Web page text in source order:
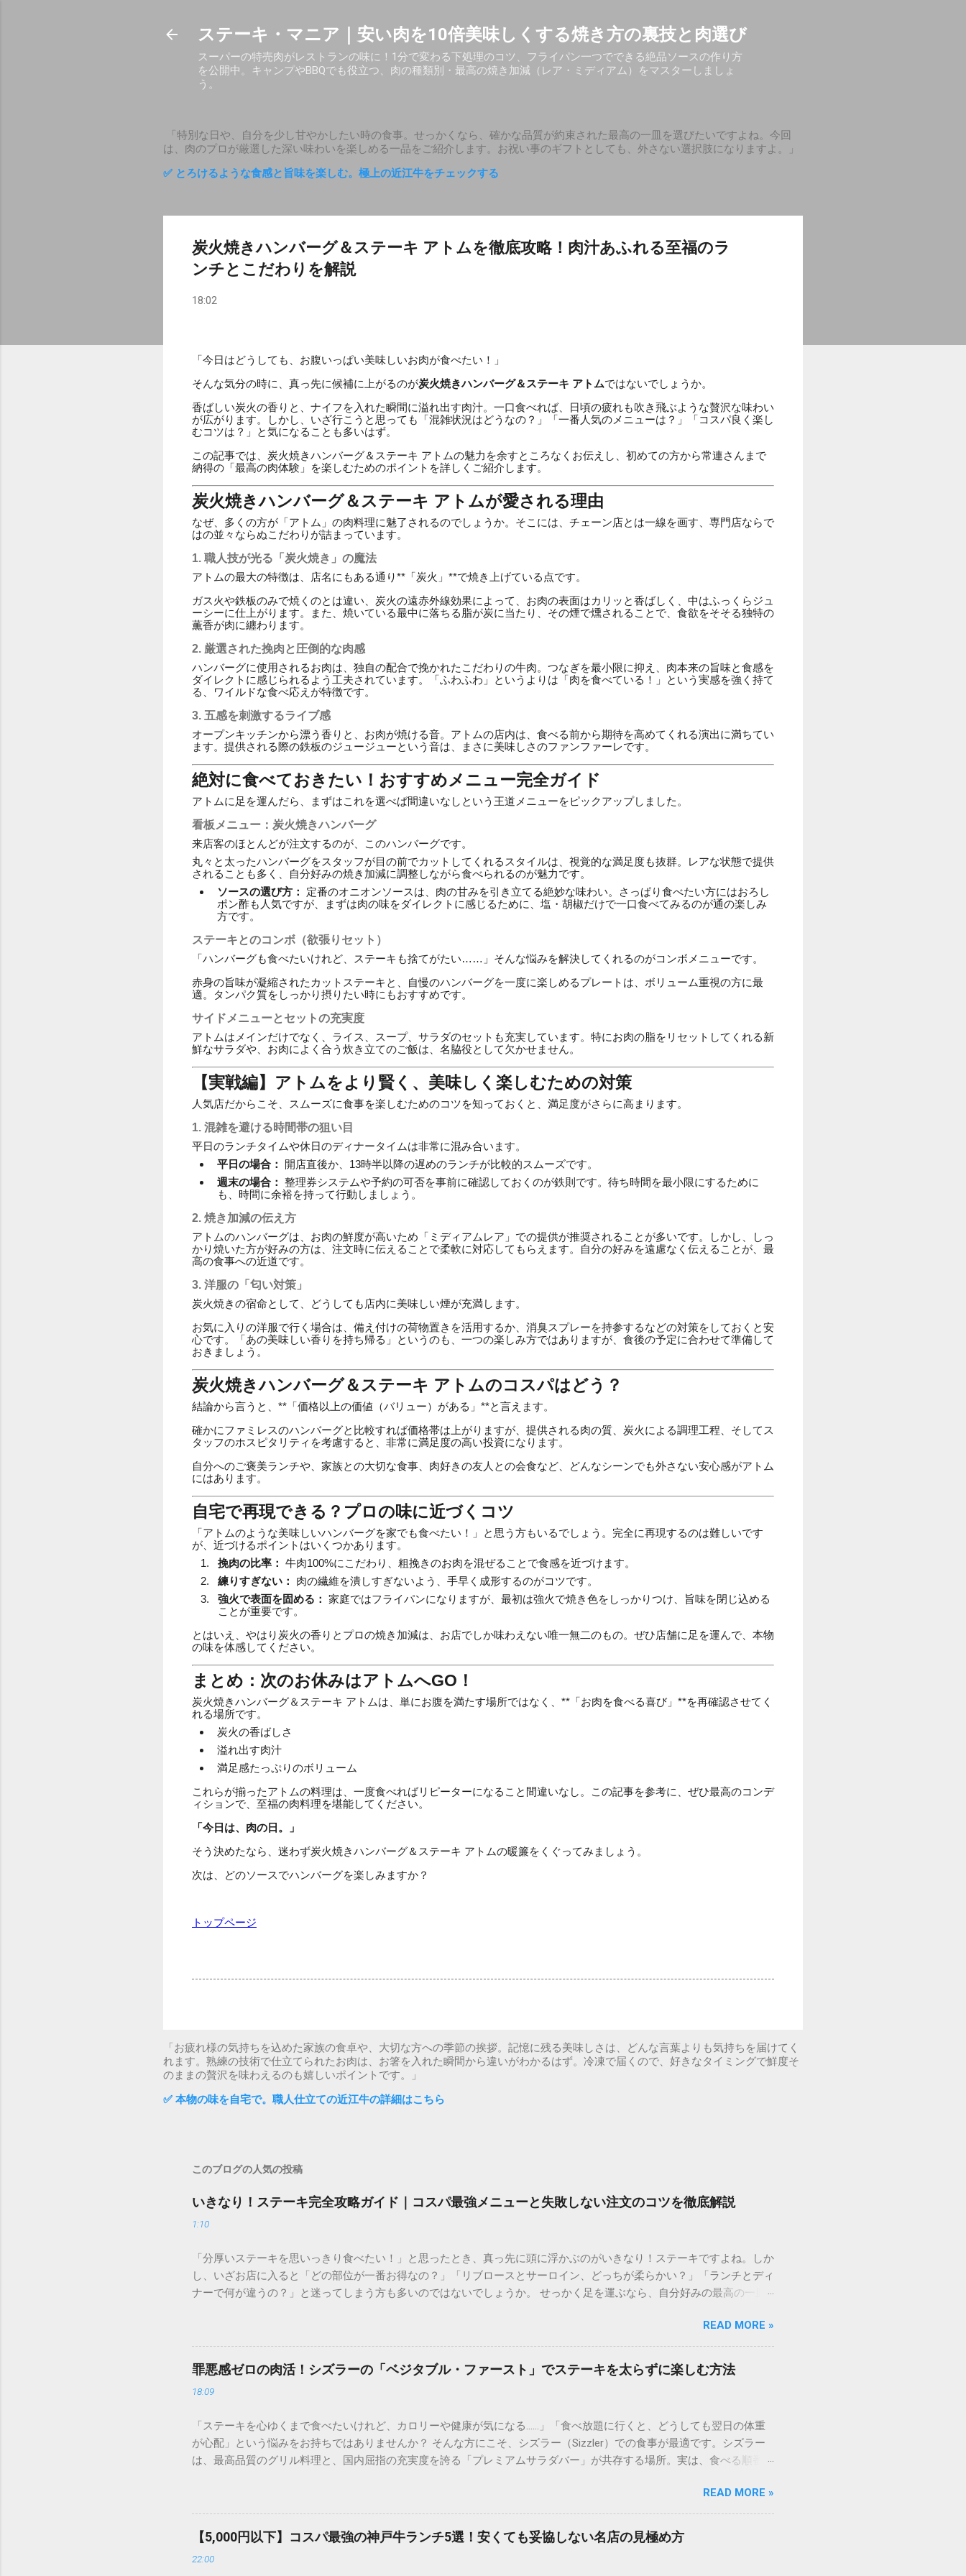
ステーキ・マニア｜安い肉を10倍美味しくする焼き方の裏技と肉選び
スーパーの特売肉がレストランの味に！1分で変わる下処理のコツ、フライパン一つでできる絶品ソースの作り方
を公開中。キャンプやBBQでも役立つ、肉の種類別・最高の焼き加減（レア・ミディアム）をマスターしましょ
う。
「特別な日や、自分を少し甘やかしたい時の食事。せっかくなら、確かな品質が約束された最高の一皿を選びたいですよね。今回
は、肉のプロが厳選した深い味わいを楽しめる一品をご紹介します。お祝い事のギフトとしても、外さない選択肢になりますよ。」
✅ とろけるような食感と旨味を楽しむ。極上の近江牛をチェックする
炭火焼きハンバーグ＆ステーキ アトムを徹底攻略！肉汁あふれる至福のラ
ンチとこだわりを解説
18:02
「今日はどうしても、お腹いっぱい美味しいお肉が食べたい！」
そんな気分の時に、真っ先に候補に上がるのが炭火焼きハンバーグ＆ステーキ アトムではないでしょうか。
香ばしい炭火の香りと、ナイフを入れた瞬間に溢れ出す肉汁。一口食べれば、日頃の疲れも吹き飛ぶような贅沢な味わい
が広がります。しかし、いざ行こうと思っても「混雑状況はどうなの？」「一番人気のメニューは？」「コスパ良く楽し
むコツは？」と気になることも多いはず。
この記事では、炭火焼きハンバーグ＆ステーキ アトムの魅力を余すところなくお伝えし、初めての方から常連さんまで
納得の「最高の肉体験」を楽しむためのポイントを詳しくご紹介します。
炭火焼きハンバーグ＆ステーキ アトムが愛される理由
なぜ、多くの方が「アトム」の肉料理に魅了されるのでしょうか。そこには、チェーン店とは一線を画す、専門店ならで
はの並々ならぬこだわりが詰まっています。
1. 職人技が光る「炭火焼き」の魔法
アトムの最大の特徴は、店名にもある通り**「炭火」**で焼き上げている点です。
ガス火や鉄板のみで焼くのとは違い、炭火の遠赤外線効果によって、お肉の表面はカリッと香ばしく、中はふっくらジュ
ーシーに仕上がります。また、焼いている最中に落ちる脂が炭に当たり、その煙で燻されることで、食欲をそそる独特の
薫香が肉に纏わります。
2. 厳選された挽肉と圧倒的な肉感
ハンバーグに使用されるお肉は、独自の配合で挽かれたこだわりの牛肉。つなぎを最小限に抑え、肉本来の旨味と食感を
ダイレクトに感じられるよう工夫されています。「ふわふわ」というよりは「肉を食べている！」という実感を強く持て
る、ワイルドな食べ応えが特徴です。
3. 五感を刺激するライブ感
オープンキッチンから漂う香りと、お肉が焼ける音。アトムの店内は、食べる前から期待を高めてくれる演出に満ちてい
ます。提供される際の鉄板のジュージューという音は、まさに美味しさのファンファーレです。
絶対に食べておきたい！おすすめメニュー完全ガイド
アトムに足を運んだら、まずはこれを選べば間違いなしという王道メニューをピックアップしました。
看板メニュー：炭火焼きハンバーグ
来店客のほとんどが注文するのが、このハンバーグです。
丸々と太ったハンバーグをスタッフが目の前でカットしてくれるスタイルは、視覚的な満足度も抜群。レアな状態で提供
されることも多く、自分好みの焼き加減に調整しながら食べられるのが魅力です。
ソースの選び方：
定番のオニオンソースは、肉の甘みを引き立てる絶妙な味わい。さっぱり食べたい方にはおろし
ポン酢も人気ですが、まずは肉の味をダイレクトに感じるために、塩・胡椒だけで一口食べてみるのが通の楽しみ
方です。
ステーキとのコンボ（欲張りセット）
「ハンバーグも食べたいけれど、ステーキも捨てがたい……」そんな悩みを解決してくれるのがコンボメニューです。
赤身の旨味が凝縮されたカットステーキと、自慢のハンバーグを一度に楽しめるプレートは、ボリューム重視の方に最
適。タンパク質をしっかり摂りたい時にもおすすめです。
サイドメニューとセットの充実度
アトムはメインだけでなく、ライス、スープ、サラダのセットも充実しています。特にお肉の脂をリセットしてくれる新
鮮なサラダや、お肉によく合う炊き立てのご飯は、名脇役として欠かせません。
【実戦編】アトムをより賢く、美味しく楽しむための対策
人気店だからこそ、スムーズに食事を楽しむためのコツを知っておくと、満足度がさらに高まります。
1. 混雑を避ける時間帯の狙い目
平日のランチタイムや休日のディナータイムは非常に混み合います。
平日の場合：
開店直後か、13時半以降の遅めのランチが比較的スムーズです。
週末の場合： 整理券システムや予約の可否を事前に確認しておくのが鉄則です。待ち時間を最小限にするために
も、時間に余裕を持って行動しましょう。
2. 焼き加減の伝え方
アトムのハンバーグは、お肉の鮮度が高いため「ミディアムレア」での提供が推奨されることが多いです。しかし、しっ
かり焼いた方が好みの方は、注文時に伝えることで柔軟に対応してもらえます。自分の好みを遠慮なく伝えることが、最
高の食事への近道です。
3. 洋服の「匂い対策」
炭火焼きの宿命として、どうしても店内に美味しい煙が充満します。
お気に入りの洋服で行く場合は、備え付けの荷物置きを活用するか、消臭スプレーを持参するなどの対策をしておくと安
心です。「あの美味しい香りを持ち帰る」というのも、一つの楽しみ方ではありますが、食後の予定に合わせて準備して
おきましょう。
炭火焼きハンバーグ＆ステーキ アトムのコスパはどう？
結論から言うと、**「価格以上の価値（バリュー）がある」**と言えます。
確かにファミレスのハンバーグと比較すれば価格帯は上がりますが、提供される肉の質、炭火による調理工程、そしてス
タッフのホスピタリティを考慮すると、非常に満足度の高い投資になります。
自分へのご褒美ランチや、家族との大切な食事、肉好きの友人との会食など、どんなシーンでも外さない安心感がアトム
にはあります。
自宅で再現できる？プロの味に近づくコツ
「アトムのような美味しいハンバーグを家でも食べたい！」と思う方もいるでしょう。完全に再現するのは難しいです
が、近づけるポイントはいくつかあります。
挽肉の比率： 牛肉100%にこだわり、粗挽きのお肉を混ぜることで食感を近づけます。
練りすぎない：
肉の繊維を潰しすぎないよう、手早く成形するのがコツです。
強火で表面を固める： 家庭ではフライパンになりますが、最初は強火で焼き色をしっかりつけ、旨味を閉じ込める
ことが重要です。
とはいえ、やはり炭火の香りとプロの焼き加減は、お店でしか味わえない唯一無二のもの。ぜひ店舗に足を運んで、本物
の味を体感してください。
まとめ：次のお休みはアトムへGO！
炭火焼きハンバーグ＆ステーキ アトムは、単にお腹を満たす場所ではなく、**「お肉を食べる喜び」**を再確認させてく
れる場所です。
炭火の香ばしさ
溢れ出す肉汁
満足感たっぷりのボリューム
これらが揃ったアトムの料理は、一度食べればリピーターになること間違いなし。この記事を参考に、ぜひ最高のコンデ
ィションで、至福の肉料理を堪能してください。
「今日は、肉の日。」
そう決めたなら、迷わず炭火焼きハンバーグ＆ステーキ アトムの暖簾をくぐってみましょう。
次は、どのソースでハンバーグを楽しみますか？
トップページ
「お疲れ様の気持ちを込めた家族の食卓や、大切な方への季節の挨拶。記憶に残る美味しさは、どんな言葉よりも気持ちを届けてく
れます。熟練の技術で仕立てられたお肉は、お箸を入れた瞬間から違いがわかるはず。冷凍で届くので、好きなタイミングで鮮度そ
のままの贅沢を味わえるのも嬉しいポイントです。」
✅ 本物の味を自宅で。職人仕立ての近江牛の詳細はこちら
このブログの人気の投稿
いきなり！ステーキ完全攻略ガイド｜コスパ最強メニューと失敗しない注文のコツを徹底解説
1:10
「分厚いステーキを思いっきり食べたい！」と思ったとき、真っ先に頭に浮かぶのがいきなり！ステーキですよね。しか
し、いざお店に入ると「どの部位が一番お得なの？」「リブロースとサーロイン、どっちが柔らかい？」「ランチとディ
ナーで何が違うの？」と迷ってしまう方も多いのではないでしょうか。 せっかく足を運ぶなら、自分好みの最高の一皿
にはダイエット中におすすめの食べ方まで、公式サイトだけでは分からない踏み込んだ情報を詳しくご紹介します。 1.
いきなり！ステーキの魅力とは？選ばれる3つの理由 多くのステーキファンを魅了し続ける「いきなり！ステーキ」。そ
の人気の秘密は、単に「早い」だけではありません。 本格的な「厚切り」へのこだわり ステーキの美味しさは、カット
の厚みで決まると言っても過言ではありません。薄いお肉では味わえない、表面はカリッと香ばしく、中はジューシーな
「レア」の旨みを堪能できるのが最大の魅力です。 オーダーカットで自由自在 自分の体調やお腹の空き具合に合わせ
少量を贅沢に楽しみたい方にも最適です。 圧倒的なコストパフォーマンス 高級店で提供されるような高品質なチルド肉
を、立ち食いスタイル（現在は椅子席も豊富です）という回転率の高さでコストを抑え、リーズナブルに提供していま
す。 2. 迷ったらこれ！おすすめメニュー別・徹底比較 いきなり！ステーキのメニュー表を前にして悩まないために、部
道の部位。赤身と脂身のバランスが絶妙で、肉質が非常に柔らかいのが特徴です。肉汁が溢れ出すジューシーさを求める
なら、迷わずリブロースを選びましょう。 ② ヒレステーキ：女性や健康志向の方に絶大な人気 牛一頭からわずかしか取
れない高級部位。脂身が極めて少なく、非常にさっぱりとしていながらも、驚くほどの柔らかさです。高タンパク・低カ
READ MORE »
罪悪感ゼロの肉活！シズラーの「ベジタブル・ファースト」でステーキを太らずに楽しむ方法
18:09
「ステーキを心ゆくまで食べたいけれど、カロリーや健康が気になる……」「食べ放題に行くと、どうしても翌日の体重
が心配」という悩みをお持ちではありませんか？ そんな方にこそ、シズラー（Sizzler）での食事が最適です。シズラー
は、最高品質のグリル料理と、国内屈指の充実度を誇る「プレミアムサラダバー」が共存する場所。実は、食べる順番や
に、そして罪悪感ゼロで楽しむことができるのです。 今回は、ダイエット中や健康志向の方でも安心して「肉活」を満
喫できる、シズラー流の賢い食べ方を詳しく解説します。 1. なぜシズラーは「太りにくい食べ放題」なのか？ 一般的な
ステーキハウスや焼肉の食べ放題では、野菜の選択肢が少なく、どうしても肉とライス（炭水化物）に偏りがちです。し
かし、シズラーには以下の強みがあります。 70種類以上のサラダバー食材： 食物繊維が豊富な生野菜、海藻、キノコ類
が圧倒的に充実しています。 良質なタンパク質： 脂身の少ない赤身肉のグリルが選べるため、筋肉を維持しながら脂肪
READ MORE »
【5,000円以下】コスパ最強の神戸牛ランチ5選！安くても妥協しない名店の見極め方
22:00